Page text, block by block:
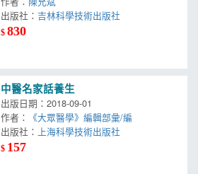
出版社：吉林科學技術出版社
$830
中醫名家話養生
出版日期：2018-09-01
作者：
《大眾醫學》編輯部彙/編
出版社： 上海科學技術出版社
$ 157